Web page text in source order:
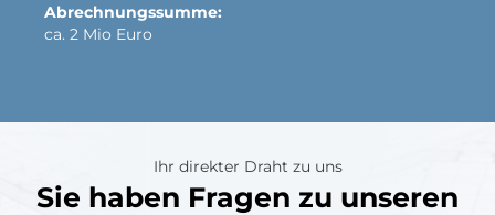
Abrechnungssumme:
ca. 2 Mio Euro
Ihr direkter Draht zu uns
Sie haben Fragen zu unseren